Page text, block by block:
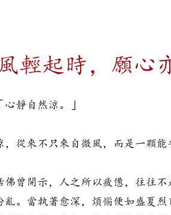
輕起時，願心
心靜自然涼。」
，從來不只來自微風，而是一顆能
佛曾開示，人之所以疲憊，往往不
亂。當執著愈深，煩惱便如盛夏